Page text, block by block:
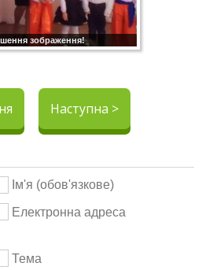
зображення!
Наступна >
Ім'я (обов'язкове)
Електронна адреса
Тема